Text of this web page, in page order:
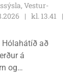
Vestur-
kl. 13.41
Hólahátíð að
á
og
og